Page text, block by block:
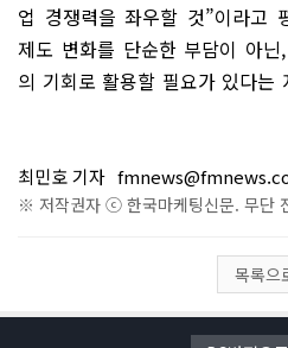
업 경쟁력을 좌우할 것”이라고
제도 변화를 단순한 부담이 아
의 기회로 활용할 필요가 있다는
최민호 기자
※ 저작권자 ⓒ 한국마케팅신문. 무단
목록으